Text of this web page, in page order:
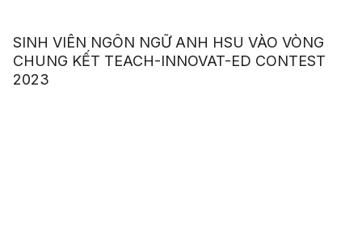
SINH VIÊN NGÔN NGỮ ANH HSU VÀO VÒNG
CHUNG KẾT TEACH-INNOVAT-ED CONTEST
2023